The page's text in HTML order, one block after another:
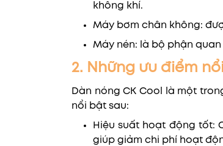
không khí.
Máy bơm chân không:
Máy nén: là bộ phận
2. Những ưu điểm
Dàn nóng CK Cool là một
nổi bật sau:
Hiệu suất hoạt động tốt:
giúp giảm chi phí hoạt